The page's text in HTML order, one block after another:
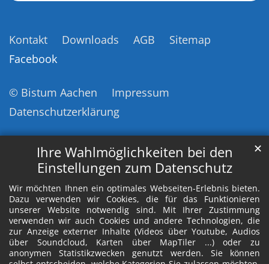
Ihre Wahlmöglichkeiten bei den
Einstellungen zum Datenschutz
Wir möchten Ihnen ein optimales Webseiten-Erlebnis bieten.
Dazu verwenden wir Cookies, die für das Funktionieren
unserer Website notwendig sind. Mit Ihrer Zustimmung
verwenden wir auch Cookies und andere Technologien, die
zur Anzeige externer Inhalte (Videos über Youtube, Audios
über Soundcloud, Karten über MapTiler ...) oder zu
anonymen Statistikzwecken genutzt werden. Sie können
✕
Kontakt Downloads AGB
Sitemap
Facebook
© Bistum Aachen
Impressum
Datenschutzerklärung